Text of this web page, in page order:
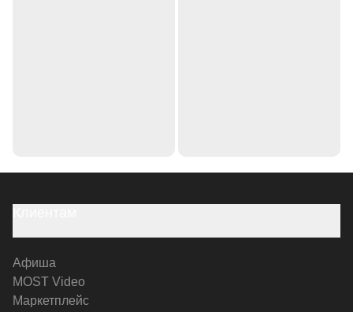
Афиша
MOST Video
Маркетплейс